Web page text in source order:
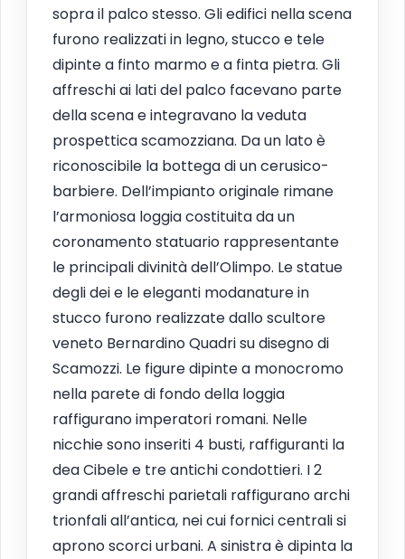
sopra il palco stesso. Gli edifici nella scena
furono realizzati in legno, stucco e tele
dipinte a finto marmo e a finta pietra. Gli
affreschi ai lati del palco facevano parte
della scena e integravano la veduta
prospettica scamozziana. Da un lato è
riconoscibile la bottega di un cerusico-
barbiere. Dell’impianto originale rimane
l’armoniosa loggia costituita da un
coronamento statuario rappresentante
le principali divinità dell’Olimpo. Le statue
degli dei e le eleganti modanature in
stucco furono realizzate dallo scultore
veneto Bernardino Quadri su disegno di
Scamozzi. Le figure dipinte a monocromo
nella parete di fondo della loggia
raffigurano imperatori romani. Nelle
nicchie sono inseriti 4 busti, raffiguranti la
dea Cibele e tre antichi condottieri. I 2
grandi affreschi parietali raffigurano archi
trionfali all’antica, nei cui fornici centrali si
aprono scorci urbani. A sinistra è dipinta la